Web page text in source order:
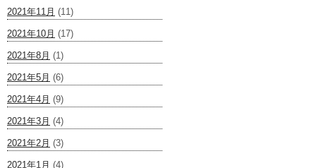
2021年11月 (11)
2021年10月 (17)
2021年8月 (1)
2021年5月 (6)
2021年4月 (9)
2021年3月 (4)
2021年2月 (3)
2021年1月 (4)